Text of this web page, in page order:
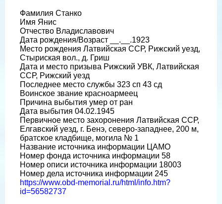
Фамилия Станко
Имя Янис
Отчество Владиславович
Дата рождения/Возраст __.__.1923
Место рождения Латвийская ССР, Рижский уезд,
Стыриская вол., д. Гриш
Дата и место призыва Рижский УВК, Латвийская
ССР, Рижский уезд
Последнее место службы 323 сп 43 сд
Воинское звание красноармеец
Причина выбытия умер от ран
Дата выбытия 04.02.1945
Первичное место захоронения Латвийская ССР,
Елгавский уезд, г. Бенэ, северо-западнее, 200 м,
братское кладбище, могила № 1
Название источника информации ЦАМО
Номер фонда источника информации 58
Номер описи источника информации 18003
Номер дела источника информации 245
https://www.obd-memorial.ru/html/info.htm?
id=56582737